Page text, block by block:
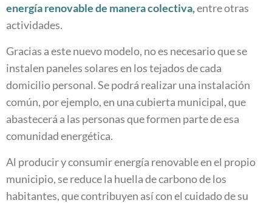
energía renovable de manera colectiva,entre otras
actividades.
Gracias a este nuevo modelo, no es necesario que se
instalen paneles solares en los tejados de cada
domicilio personal. Se podrá realizar una instalación
común, por ejemplo, en una cubierta municipal, que
abastecerá a las personas que formen parte de esa
comunidad energética.
Al producir y consumir energía renovable en el propio
municipio, se reduce la huella de carbono de los
habitantes, que contribuyen así con el cuidado de su